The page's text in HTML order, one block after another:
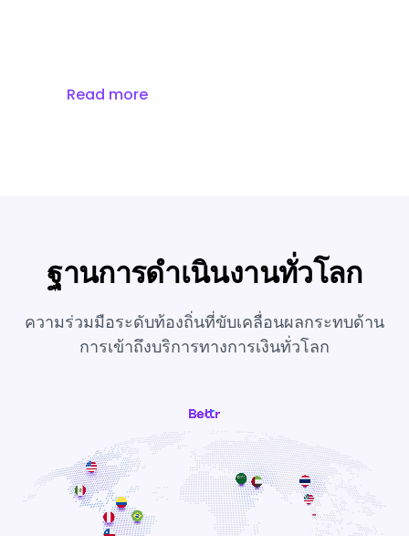
Read more
ฐานการดำเนินงานทั่วโลก
ความร่วมมือระดับท้องถิ่นที่ขับเคลื่อนผลกระทบด้าน
การเข้าถึงบริการทางการเงินทั่วโลก